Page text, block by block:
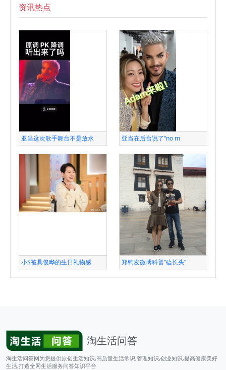
资讯热点
亚当这次歌手舞台不是放水 亚当在后台说了“no m
小S被具俊晔的生日礼物感 郑钧发微博科普“磕长头”
淘生活问答
淘生活问答网为您提供原创生活知识,高质量生活常识,管理知识,创业知识,提高健康美好
生活,打造全网生活服务问答知识平台